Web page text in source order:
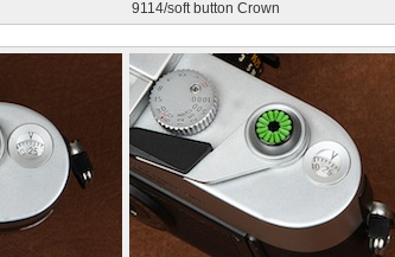
9114/soft button Crown